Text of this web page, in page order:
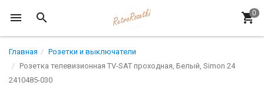
Главная
Розетки и выключатели
Розетка телевизионная TV-SAT проходная, Белый, Simon 24
2410485-030